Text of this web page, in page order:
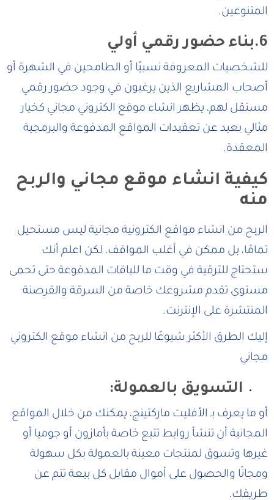
المتنوعين.
6.بناء حضور رقمي أولي
للشخصيات المعروفة نسبيًا أو الطامحين في الشهرة أو
أصحاب المشاريع الذين يرغبون في وجود حضور رقمي
مستقل لهم، يظهر انشاء موقع الكتروني مجاني كخيار
مثالي بعيد عن تعقيدات المواقع المدفوعة والبرمجية
المعقدة.
كيفية انشاء موقع مجاني والربح
منه
الربح من انشاء مواقع الكترونية مجانية ليس مستحيل
تمامًا، بل ممكن في أغلب المواقف، لكن اعلم أنك
ستحتاج للترقية في وقت ما للباقات المدفوعة حتى تحمى
مستوى تقدم مشروعك خاصة من السرقة والقرصنة
المنتشرة على الإنترنت.
إليك الطرق الأكثر شيوعًا للربح من انشاء موقع الكتروني
مجاني
التسويق بالعمولة:
أو ما يعرف بـ الأفليت ماركتينج، يمكنك من خلال المواقع
المجانية أن تنشأ روابط تتبع خاصة بأمازون أو جوميا أو
غيرها وتسوق لمنتجات معينة بالعمولة بكل سهولة
ومجانًا والحصول على أموال مقابل كل بيعة تتم عن
طريقك.